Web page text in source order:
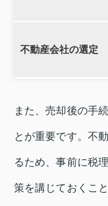
不動産会社の選定
また、売却後の手
とが重要です。不
るため、事前に税
策を講じておくこ